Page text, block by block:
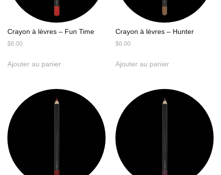
Crayon à lèvres – Fun Time
$6.00
Ajouter au panier
Crayon à lèvres – Hunter
$6.00
Ajouter au panier